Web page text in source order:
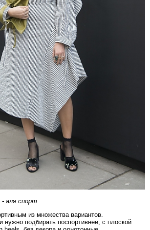
аля спорт
из множества вариантов.
подбирать поспортивнее, с плоской